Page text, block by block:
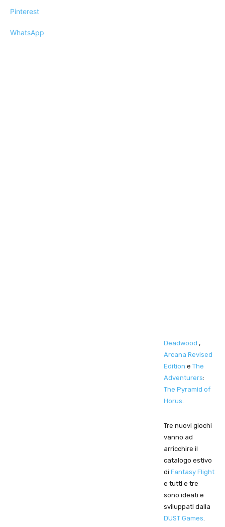
Pinterest
WhatsApp
Deadwood ,
Arcana Revised
Edition e The
Adventurers:
The Pyramid of
Horus
Tre nuovi giochi
vanno ad
arricchire il
catalogo estivo
di Fantasy Flight
e tutti e tre
sono ideati e
sviluppati dalla
DUST Games